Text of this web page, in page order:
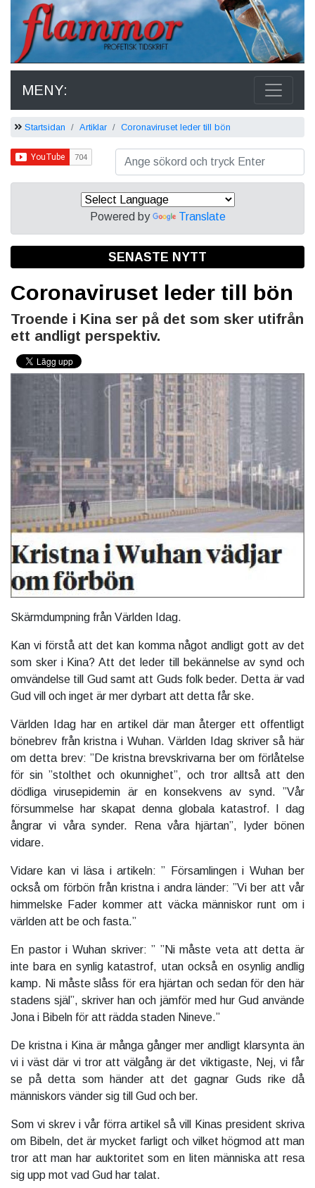
MENY:
Startsidan Artiklar Coronaviruset leder till bön
Powered by Translate
SENASTE NYTT
Coronaviruset leder till bön
Troende i Kina ser på det som sker utifrån
ett andligt perspektiv.
Skärmdumpning från Världen Idag.
Kan vi förstå att det kan komma något andligt gott av det
som sker i Kina? Att det leder till bekännelse av synd och
omvändelse till Gud samt att Guds folk beder. Detta är vad
Gud vill och inget är mer dyrbart att detta får ske.
Världen Idag har en artikel där man återger ett offentligt
bönebrev från kristna i Wuhan. Världen Idag skriver så här
om detta brev: ”De kristna brevskrivarna ber om förlåtelse
för sin ”stolthet och okunnighet”, och tror alltså att den
dödliga virusepidemin är en konsekvens av synd. ”Vår
försummelse har skapat denna globala katastrof. I dag
ångrar vi våra synder. Rena våra hjärtan”, lyder bönen
vidare.
Vidare kan vi läsa i artikeln: ” Församlingen i Wuhan ber
också om förbön från kristna i andra länder: ”Vi ber att vår
himmelske Fader kommer att väcka människor runt om i
världen att be och fasta.”
En pastor i Wuhan skriver: ” ”Ni måste veta att detta är
inte bara en synlig katastrof, utan också en osynlig andlig
kamp. Ni måste slåss för era hjärtan och sedan för den här
stadens själ”, skriver han och jämför med hur Gud använde
Jona i Bibeln för att rädda staden Nineve.”
De kristna i Kina är många gånger mer andligt klarsynta än
vi i väst där vi tror att välgång är det viktigaste, Nej, vi får
se på detta som händer att det gagnar Guds rike då
människors vänder sig till Gud och ber.
Som vi skrev i vår förra artikel så vill Kinas president skriva
om Bibeln, det är mycket farligt och vilket högmod att man
tror att man har auktoritet som en liten människa att resa
sig upp mot vad Gud har talat.